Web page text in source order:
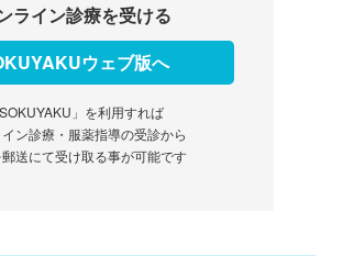
ライン診療を受ける
ウェブ版へ
SOKUYAKU」を利用すれば
ン診療・服薬指導の受診から
送にて受け取る事が可能です